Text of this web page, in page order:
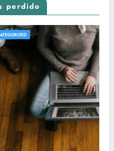
perdido